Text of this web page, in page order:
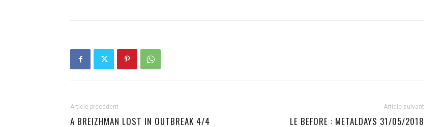
Article précédent
A BREIZHMAN LOST IN OUTBREAK 4/4
Article suivant
LE BEFORE : METALDAYS 31/05/2018